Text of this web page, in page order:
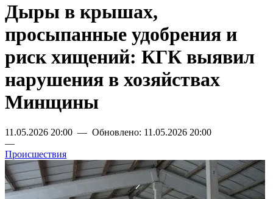
Дыры в крышах,
просыпанные удобрения и
риск хищений: КГК выявил
нарушения в хозяйствах
Минщины
11.05.2026 20:00 — Обновлено: 11.05.2026 20:00
—
Происшествия